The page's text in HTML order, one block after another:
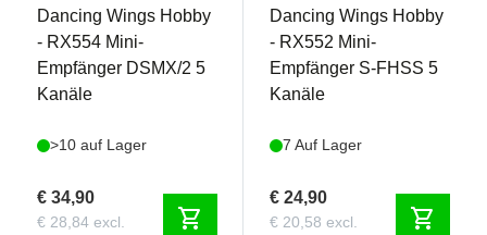
Dancing Wings Hobby
- RX554 Mini-
Empfänger DSMX/2 5
Kanäle
>10 auf Lager
€ 34,90
€ 28,84 excl.
shopping_cart
Dancing Wings Hobby
- RX552 Mini-
Empfänger S-FHSS 5
Kanäle
7 Auf Lager
€ 24,90
€ 20,58 excl.
shopping_cart